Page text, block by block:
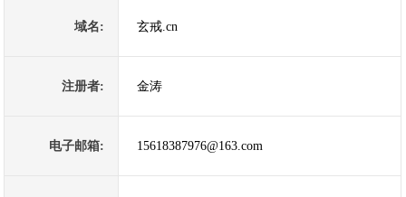
域名: 玄戒.cn
注册者: 金涛
电子邮箱: 15618387976@163.com